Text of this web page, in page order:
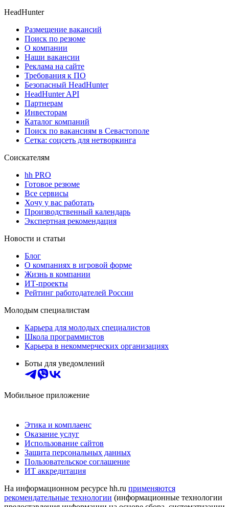
HeadHunter
Размещение вакансий
Поиск по резюме
О компании
Наши вакансии
Реклама на сайте
Требования к ПО
Безопасный HeadHunter
HeadHunter API
Партнерам
Инвесторам
Каталог компаний
Поиск по вакансиям в Севастополе
Сетка: соцсеть для нетворкинга
Соискателям
hh PRO
Готовое резюме
Все сервисы
Хочу у вас работать
Производственный календарь
Экспертная рекомендация
Новости и статьи
Блог
О компаниях в игровой форме
Жизнь в компании
ИТ-проекты
Рейтинг работодателей России
Молодым специалистам
Карьера для молодых специалистов
Школа программистов
Карьера в некоммерческих организациях
Боты для уведомлений
Мобильное приложение
Этика и комплаенс
Оказание услуг
Использование сайтов
Защита персональных данных
Пользовательское соглашение
ИТ аккредитация
На информационном ресурсе hh.ru применяются
рекомендательные технологии (информационные технологии